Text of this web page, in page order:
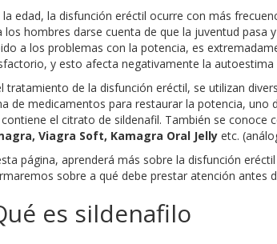
la edad, la disfunción eréctil ocurre con más
los hombres darse cuenta de que la juventud pasa
a los problemas con la potencia, es
y esto afecta negativamente la autoestima
tratamiento de la disfunción eréctil, se utilizan
de medicamentos para restaurar la potencia, uno
el citrato de sildenafil. También se conoce
Viagra Soft, Kamagra Oral Jellyetc.
página, aprenderá más sobre la disfunción
sobre a qué debe prestar atención antes
es sildenafilo